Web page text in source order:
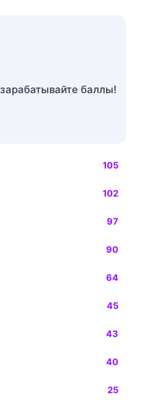
баллы!
105
102
97
90
64
45
43
40
25